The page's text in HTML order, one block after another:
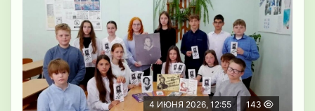
4 ИЮНЯ 2026, 12:55 143